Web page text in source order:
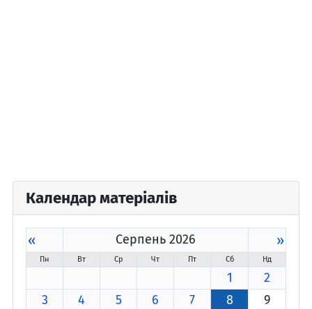
Календар матеріалів
« Серпень 2026 »
Пн Вт Ср Чт Пт Сб Нд
1
2
3
4 5 6 7 8
9